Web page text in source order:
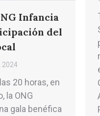
Infancia
del
2024
20 horas, en
la ONG
gala benéfica